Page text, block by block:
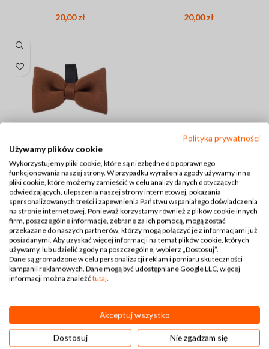
20,00zł 20,00zł
Muszka dla psa Tofi –
Dogzee
20,00zł
Polityka prywatności
Używamy plików cookie
Wykorzystujemy pliki cookie, które są niezbędne do poprawnego
funkcjonowania naszej strony. W przypadku wyrażenia zgody używamy inne
pliki cookie, które możemy zamieścić w celu analizy danych dotyczących
odwiedzających, ulepszenia naszej strony internetowej, pokazania
spersonalizowanych treści i zapewnienia Państwu wspaniałego doświadczenia
na stronie internetowej. Ponieważ korzystamy również z plików cookie innych
firm, poszczególne informacje, zebrane za ich pomocą, mogą zostać
przekazane do naszych partnerów, którzy mogą połączyć je z informacjami już
posiadanymi. Aby uzyskać więcej informacji na temat plików cookie, których
używamy, lub udzielić zgody na poszczególne, wybierz „Dostosuj”.
Dane są gromadzone w celu personalizacji reklam i pomiaru skuteczności
kampanii reklamowych. Dane mogą być udostępniane Google LLC, więcej
informacji można znaleźćtutaj.
Akceptuj wszystko
Dostosuj Nie zgadzam się